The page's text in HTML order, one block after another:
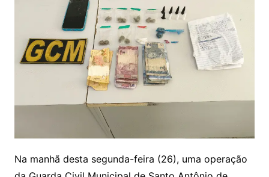
Na manhã desta segunda-feira (26), uma operação